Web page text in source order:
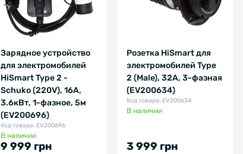
Зарядное устройство
для электромобилей
HiSmart Type 2 -
Schuko (220V), 16A,
3.6кВт, 1-фазное, 5м
(EV200696)
Код товара: EV200696
В наличии
9 999 грн
Розетка HiSmart для
электромобилей Type
2 (Male), 32A, 3-фазная
(EV200634)
Код товара: EV200634
В наличии
3 999 грн